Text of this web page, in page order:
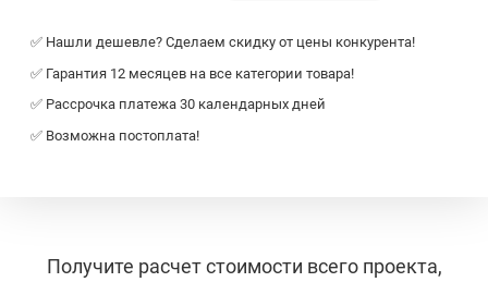
✅ Нашли дешевле? Сделаем скидку от цены конкурента!
✅ Гарантия 12 месяцев на все категории товара!
✅ Рассрочка платежа 30 календарных дней
✅ Возможна постоплата!
Получите расчет стоимости всего проекта,